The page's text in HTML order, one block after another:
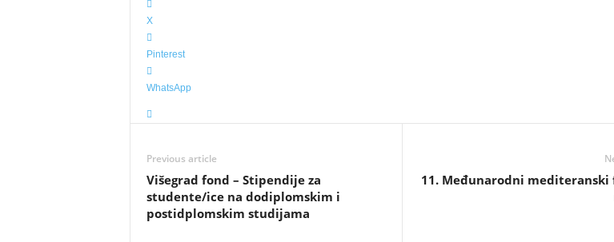
X
Pinterest
WhatsApp
Previous article
Višegrad fond – Stipendije za
studente/ice na dodiplomskim i
postidplomskim studijama
11. Međunarodni mediteranski